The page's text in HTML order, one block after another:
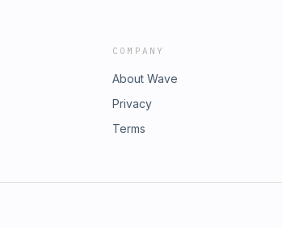
COMPANY
About Wave
Privacy
Terms